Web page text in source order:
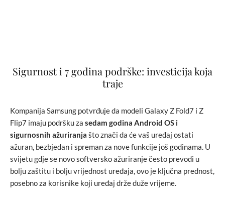
Sigurnost i 7 godina podrške: investicija koja
traje
Kompanija Samsung potvrđuje da modeli Galaxy Z Fold7 i Z
Flip7 imaju podršku za sedam godina Android OS i
sigurnosnih ažuriranja što znači da će vaš uređaj ostati
ažuran, bezbjedan i spreman za nove funkcije još godinama. U
svijetu gdje se novo softversko ažuriranje često prevodi u
bolju zaštitu i bolju vrijednost uređaja, ovo je ključna prednost,
posebno za korisnike koji uređaj drže duže vrijeme.